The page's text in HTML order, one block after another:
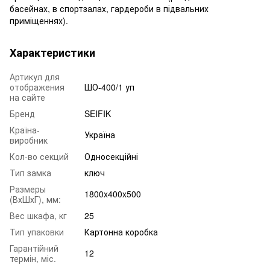
басейнах, в спортзалах, гардероби в підвальних
приміщеннях).
Характеристики
Артикул для
отображения
на сайте
ШО-400/1 уп
Бренд
SEIFIK
Країна-
виробник
Україна
Кол-во секций
Односекційні
Тип замка
ключ
Размеры
(ВхШхГ), мм:
1800x400x500
Вес шкафа, кг
25
Тип упаковки
Картонна коробка
Гарантійний
термін, міс.
12